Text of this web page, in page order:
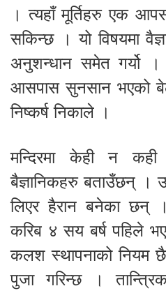
। त्यहाँ मूर्तिहरु एक
सकिन्छ । यो विषयमा
अनुशन्धान समेत गर्यो
आसपास सुनसान भएको
निष्कर्ष निकाले ।
मन्दिरमा केही न
बैज्ञानिकहरु बताउँछन् ।
लिएर हैरान बनेका छन् ।
करिब ४ सय बर्ष पहिले
कलश स्थापनाको नियम
पुजा गरिन्छ ।